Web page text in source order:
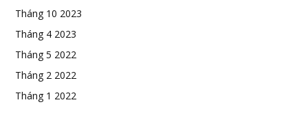
Tháng 10 2023
Tháng 4 2023
Tháng 5 2022
Tháng 2 2022
Tháng 1 2022